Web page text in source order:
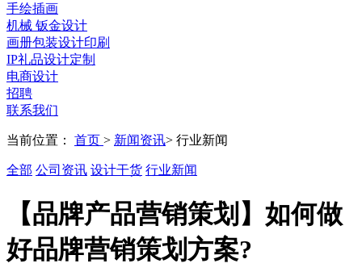
手绘插画
机械 钣金设计
画册包装设计印刷
IP礼品设计定制
电商设计
招聘
联系我们
当前位置： 首页 > 新闻资讯> 行业新闻
全部 公司资讯 设计干货 行业新闻
【品牌产品营销策划】如何做
好品牌营销策划方案?